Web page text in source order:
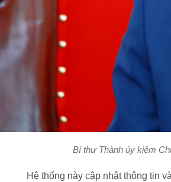
Bí thư Thành ủy kiêm
Hệ thống này cập nhật thông tin